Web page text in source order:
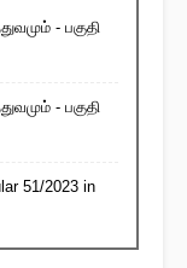
- பகுதி
- பகுதி
51/2023 in